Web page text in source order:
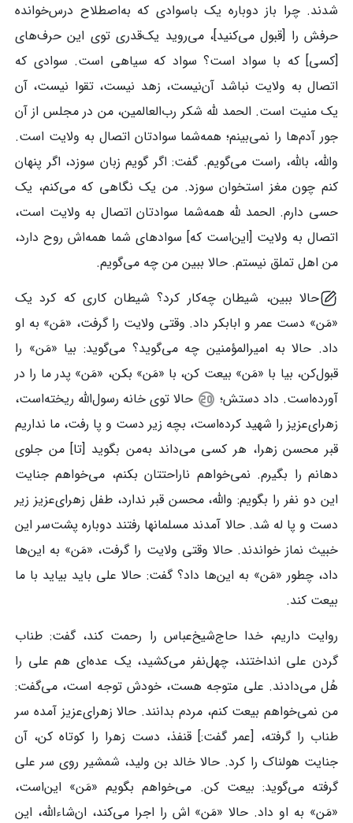
شدند. چرا باز دوباره یک باسوادی که به‌اصطلاح درس‌خوانده
حرفش را [قبول می‌کنید]، می‌روید یک‌قدری توی این حرف‌های
[کسی] که با سواد است؟ سواد که سیاهی است. سوادی که
اتصال به ولایت نباشد آن‌نیست، زهد نیست، تقوا نیست، آن
یک منیت است. الحمد لله شکر رب‌العالمین، من در مجلس از آن
جور آدم‌ها را نمی‌بینم؛ همه‌شما سوادتان اتصال به ولایت است.
والله، بالله، راست می‌گویم. گفت: اگر گویم زبان سوزد، اگر پنهان
کنم چون مغز استخوان سوزد. من یک نگاهی که می‌کنم، یک
حسی دارم. الحمد لله همه‌شما سوادتان اتصال به ولایت است،
اتصال به ولایت [این‌است که] سوادهای شما همه‌اش روح دارد،
من اهل تملق نیستم. حالا ببین من چه می‌گویم.
حالا ببین، شیطان چه‌کار کرد؟ شیطان کاری که کرد یک
«مَن» دست عمر و ابابکر داد. وقتی ولایت را گرفت، «مَن» به او
داد. حالا به امیرالمؤمنین چه می‌گوید؟ می‌گوید: بیا «مَن» را
قبول‌کن، بیا با «مَن» بیعت کن، با «مَن» بکن، «مَن» پدر ما را در
آورده‌است. داد دستش؛
حالا توی خانه رسول‌الله ریخته‌است،
زهرای‌عزیز را شهید کرده‌است، بچه زیر دست و پا رفت، ما نداریم
قبر محسن زهرا، هر کسی می‌داند به‌من بگوید [تا] من جلوی
دهانم را بگیرم. نمی‌خواهم ناراحتتان بکنم، می‌خواهم جنایت
این دو نفر را بگویم: والله، محسن قبر ندارد، طفل زهرای‌عزیز زیر
دست و پا له شد. حالا آمدند مسلمانها رفتند دوباره پشت‌سر این
خبیث نماز خواندند. حالا وقتی ولایت را گرفت، «مَن» به این‌ها
داد، چطور «مَن» به این‌ها داد؟ گفت: حالا علی باید بیاید با ما
بیعت کند.
روایت داریم، خدا حاج‌شیخ‌عباس را رحمت کند، گفت: طناب
گردن علی انداختند، چهل‌نفر می‌کشید، یک عده‌ای هم علی را
هُل می‌دادند. علی متوجه هست، خودش توجه است، می‌گفت:
من نمی‌خواهم بیعت کنم، مردم بدانند. حالا زهرای‌عزیز آمده سر
طناب را گرفته، [عمر گفت:] قنفذ، دست زهرا را کوتاه کن، آن
جنایت هولناک را کرد. حالا خالد بن ولید، شمشیر روی سر علی
گرفته می‌گوید: بیعت کن. می‌خواهم بگویم «مَن» این‌است،
«مَن» به او داد. حالا «مَن» اش را اجرا می‌کند، ان‌شاءالله، این